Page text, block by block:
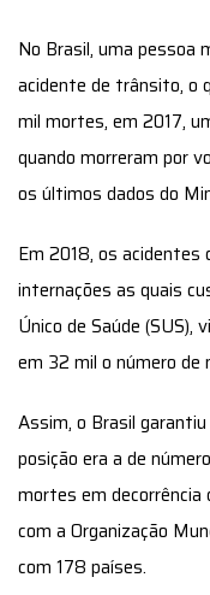
No Brasil, uma pessoa
acidente de trânsito, o
mil mortes, em 2017,
quando morreram por
os últimos dados do
Em 2018, os
internações as quais
Único de Saúde
em 32 mil o número de
Assim, o Brasil
posição era a de
mortes em
com a Organização
com 178 países.